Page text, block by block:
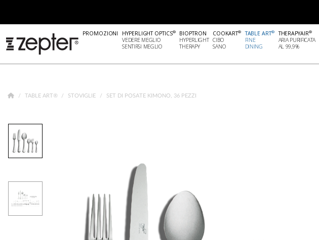
PROMOZIONI HYPERLIGHT OPTICS®
VEDERE MEGLIO
SENTIRSI MEGLIO
BIOPTRON
HYPERLIGHT
THERAPY
COOKART®
CIBO
SANO
TABLE ART®
FINE
DINING
THERAPYAIR®
ARIA PURIFICATA
AL 99,9%
TABLE ART® STOVIGLIE SET DI POSATE KIMONO, 36 PEZZI